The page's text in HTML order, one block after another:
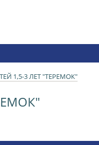
1,5-3 ЛЕТ "ТЕРЕМОК"